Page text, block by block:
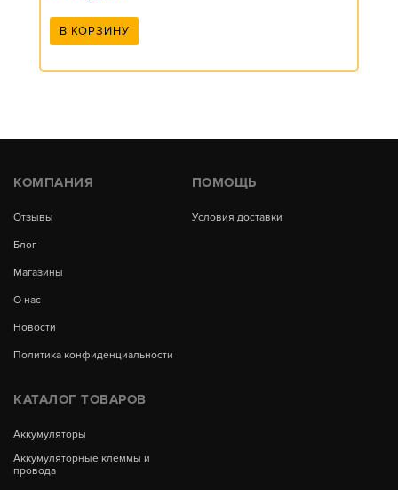
В КОРЗИНУ
КОМПАНИЯ
Отзывы
Блог
Магазины
О нас
Новости
Политика конфиденциальности
ПОМОЩЬ
Условия доставки
КАТАЛОГ ТОВАРОВ
Аккумуляторы
Аккумуляторные клеммы и
провода